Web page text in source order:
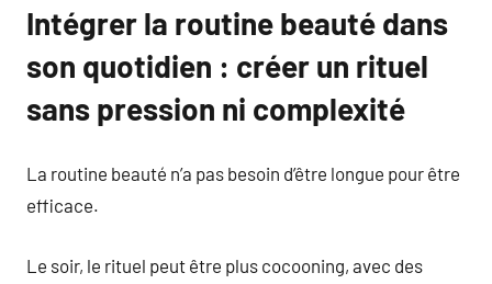
Intégrer la routine beauté dans
son quotidien : créer un rituel
sans pression ni complexité
La routine beauté n’a pas besoin d’être longue pour être
efficace.
Le soir, le rituel peut être plus cocooning, avec des